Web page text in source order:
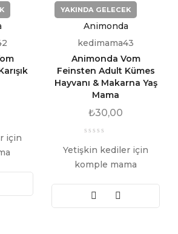
için
YAKINDA GELECEK
Animonda
kedimama43
Animonda Vom
Feinsten Adult Kümes
Hayvanı & Makarna Yaş
Mama
₺30,00
Yetişkin kediler için
komple mama